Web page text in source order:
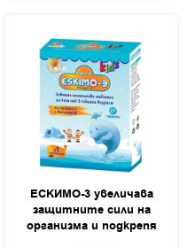
ЕСКИМО-3 увеличава
защитните сили на
организма и подкрепя